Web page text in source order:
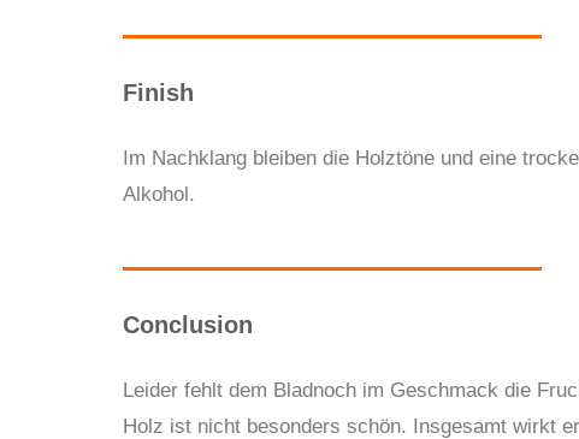
Finish
Im Nachklang bleiben die Holztöne und eine
Alkohol.
Conclusion
Leider fehlt dem Bladnoch im Geschmack die
Holz ist nicht besonders schön. Insgesamt wirkt